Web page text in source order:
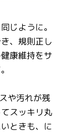
じように。
、規則正し
康維持をサ
や汚れが残
スッキリ丸
ときも、に